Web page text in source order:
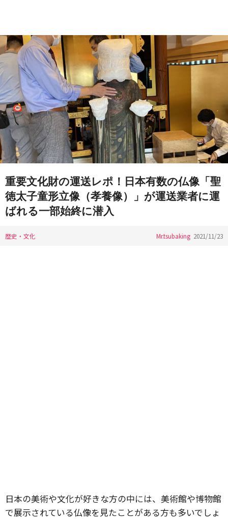
重要文化財の運送レポ！日本有数の仏像「聖
徳太子童形立像（孝養像）」が運送業者に運
ばれる一部始終に潜入
歴史・文化 Mr.tsubaking 2021/11/23
日本の美術や文化が好きな方の中には、美術館や博物館
で展示されている仏像を見たことがある方も多いでしょ